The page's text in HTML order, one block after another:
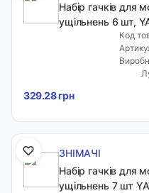
Набір гачків для
ущільнень 6 шт,
Код
329.28 грн
ЗНІМАЧІ
Набір гачків для
ущільнень 7 шт